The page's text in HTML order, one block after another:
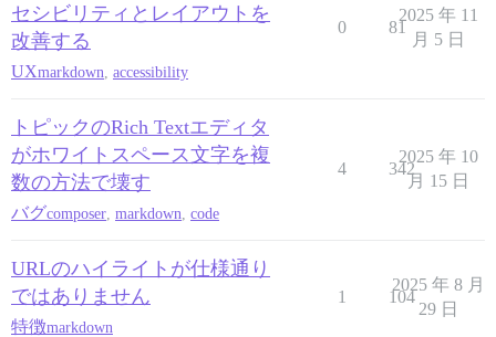
セシビリティとレイアウトを
改善する
UXmarkdown accessibility
0 81
2025 年 11
月 5 日
トピックのRich Textエディタ
がホワイトスペース文字を複
数の方法で壊す
バグcomposer markdown code
4 342
2025 年 10
月 15 日
URLのハイライトが仕様通り
ではありません
特徴markdown
1 104
2025 年 8 月
29 日